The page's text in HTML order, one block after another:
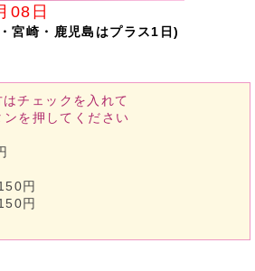
08日
宮崎・鹿児島はプラス1日)
はチェックを入れて
ンを押してください
円
円